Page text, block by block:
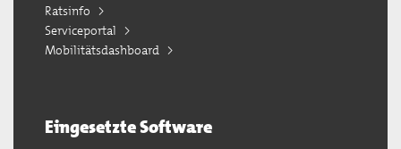
Ratsinfo
Serviceportal
Mobilitätsdashboard
Eingesetzte Software